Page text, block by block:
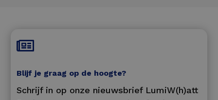

Blijf je graag op de hoogte?
Schrijf in op onze nieuwsbrief LumiW(h)att